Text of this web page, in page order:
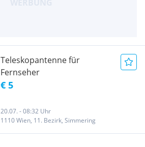
Teleskopantenne für
Fernseher
€ 5
20.07. - 08:32 Uhr
1110 Wien, 11. Bezirk, Simmering